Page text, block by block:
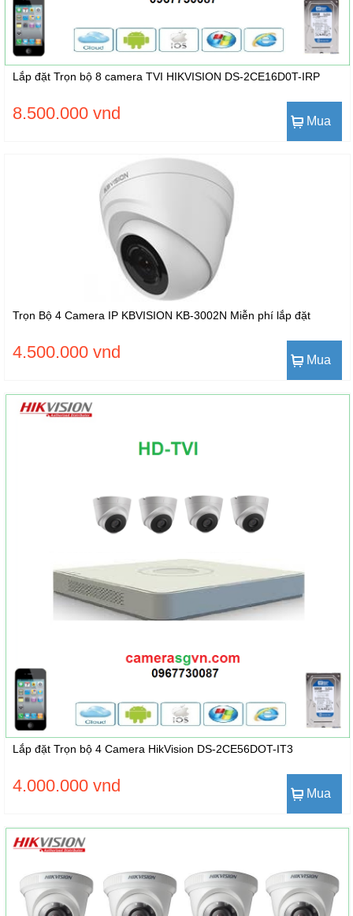
Lắp đặt Trọn bộ 8 camera TVI HIKVISION DS-2CE16D0T-IRP
8.500.000 vnd Mua
Trọn Bộ 4 Camera IP KBVISION KB-3002N Miễn phí lắp đặt
4.500.000 vnd Mua
Lắp đặt Trọn bộ 4 Camera HikVision DS-2CE56DOT-IT3
4.000.000 vnd Mua